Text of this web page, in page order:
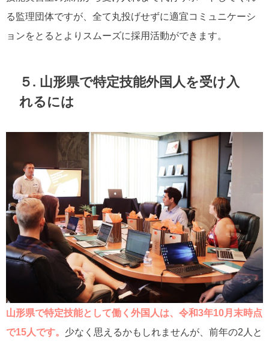
る監理団体ですが、全て丸投げせずに適宜コミュニケーシ
ョンをとるとよりスムーズに採用活動ができます。
５. 山形県で特定技能外国人を受け入
れるには
山形県で特定技能として働く外国人は、令和3年10月末時点
で15人です。 少なく思えるかもしれませんが、前年の2人と